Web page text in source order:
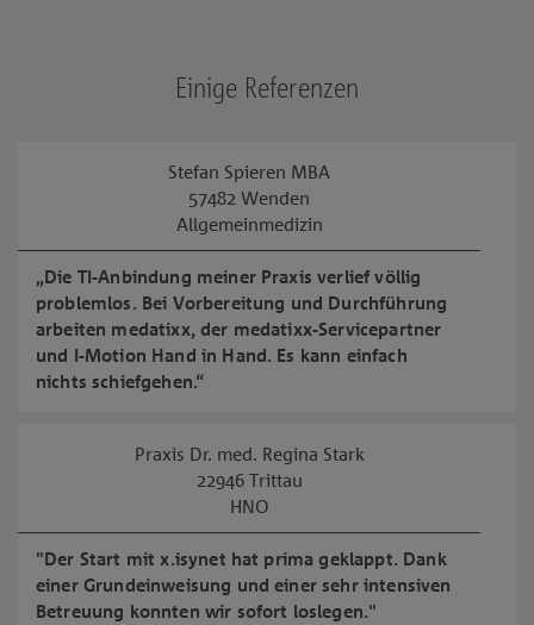
Einige Referenzen
Stefan Spieren MBA
57482 Wenden
Allgemeinmedizin
„Die TI-Anbindung meiner Praxis verlief völlig
problemlos. Bei Vorbereitung und Durchführung
arbeiten medatixx, der medatixx-Servicepartner
und I-Motion Hand in Hand. Es kann einfach
nichts schiefgehen.“
Praxis Dr. med. Regina Stark
22946 Trittau
HNO
"Der Start mit x.isynet hat prima geklappt. Dank
einer Grundeinweisung und einer sehr intensiven
Betreuung konnten wir sofort loslegen."